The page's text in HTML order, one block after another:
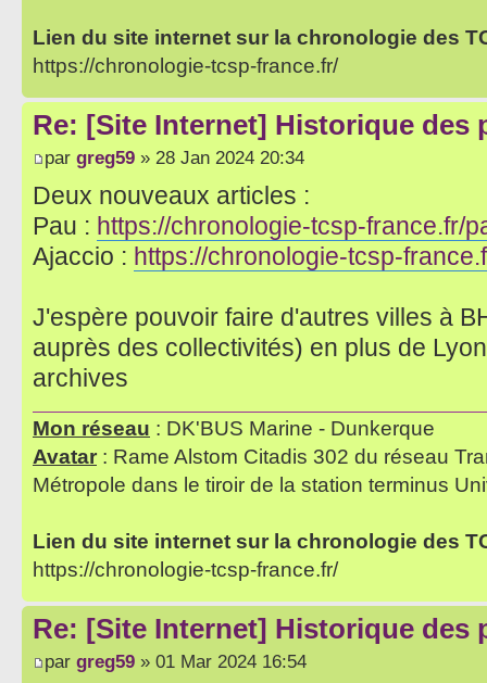
Lien du site internet sur la chronologie des
https://chronologie-tcsp-france.fr/
Re: [Site Internet] Historique des
par greg59 » 28 Jan 2024 20:34
Deux nouveaux articles :
Pau : https://chronologie-tcsp-france.fr/
Ajaccio : https://chronologie-tcsp-
J'espère pouvoir faire d'autres villes à
auprès des collectivités) en plus de
archives
Mon réseau : DK'BUS Marine - Dunkerque
Avatar : Rame Alstom Citadis 302 du réseau
Métropole dans le tiroir de la station terminus
Lien du site internet sur la chronologie des
https://chronologie-tcsp-france.fr/
Re: [Site Internet] Historique des
par greg59 » 01 Mar 2024 16:54